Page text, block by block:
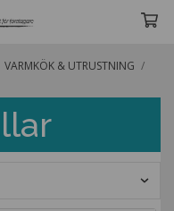
VARMKÖK & UTRUSTNING /